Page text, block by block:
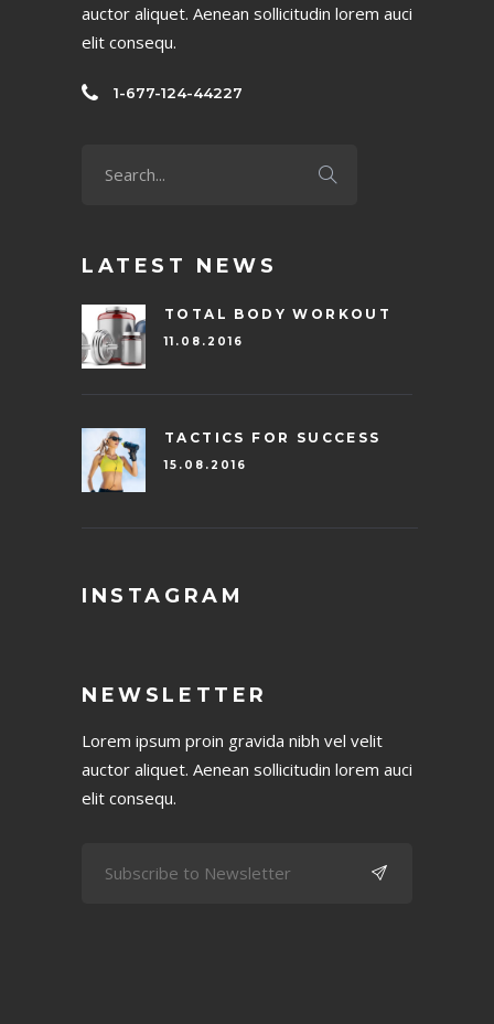
auctor aliquet. Aenean sollicitudin lorem auci
elit consequ.
1-677-124-44227
LATEST NEWS
TOTAL BODY WORKOUT
11.08.2016
TACTICS FOR SUCCESS
15.08.2016
INSTAGRAM
NEWSLETTER
Lorem ipsum proin gravida nibh vel velit
auctor aliquet. Aenean sollicitudin lorem auci
elit consequ.